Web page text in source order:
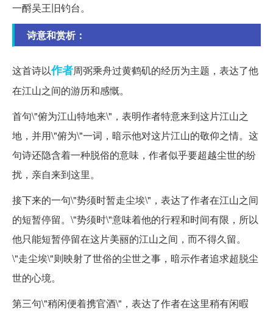
一酹吴王旧钓台。
诗意和赏析：
这首诗以作者周弼乘舟过黄鹤矶的经历为主题，表达了他
在江山之间的游历和感慨。
首句\"俯为江山特地来\"，表明作者特意来到这片江山之
地，并用\"俯为\"一词，暗示他对这片江山的敬仰之情。这
句诗还隐含着一种脱俗的意味，作者似乎要超越尘世的纷
扰，亲自来到这里。
接下来的一句\"势须时暂走尘埃\"，表达了作者在江山之间
的短暂停留。\"势须时\"意味着他的行程和时间有限，所以
他只能短暂停留在这片美丽的江山之间，而不得久留。
\"走尘埃\"则映射了世俗的尘世之事，暗示作者追求超脱尘
世的心境。
第三句\"稍闲便着携官酒\"，表达了作者在这里稍有闲暇